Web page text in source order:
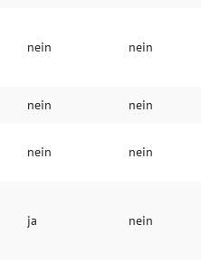
nein nein
nein nein
nein nein
ja nein